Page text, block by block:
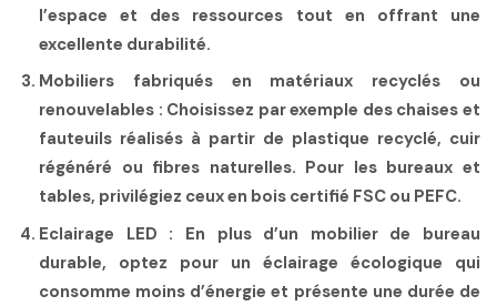
l’espace et des ressources tout en offrant une
excellente durabilité.
Mobiliers fabriqués en matériaux recyclés ou
renouvelables : Choisissez par exemple des chaises et
fauteuils réalisés à partir de plastique recyclé, cuir
régénéré ou fibres naturelles. Pour les bureaux et
tables, privilégiez ceux en bois certifié FSC ou PEFC.
Eclairage LED : En plus d’un mobilier de bureau
durable, optez pour un éclairage écologique qui
consomme moins d’énergie et présente une durée de